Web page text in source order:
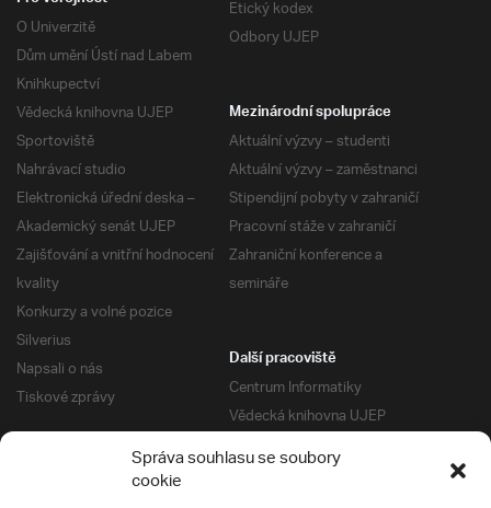
Správa souhlasu se soubory
cookie
Etický kodex
Odbory UJEP
O Univerzitě
Dům umění Ústí nad Labem
Knihkupectví
Vědecká knihovna UJEP
Sportoviště
Nahrávací studio
Elektronická úřední deska –
Akademický senát UJEP
Zajišťování a vnitřní hodnocení
kvality
Konkurzy a volné pozice
Silverius
Napsali o nás
Tiskové zprávy
Mezinárodní spolupráce
Aktuální výzvy – studenti
Aktuální výzvy – zaměstnanci
Stipendijní pobyty v zahraničí
Pracovní stáže v zahraničí
Zahraniční konference a
semináře
Další pracoviště
Centrum Informatiky
Vědecká knihovna UJEP
Správa kolejí a menz
Univerzitní centrum podpory